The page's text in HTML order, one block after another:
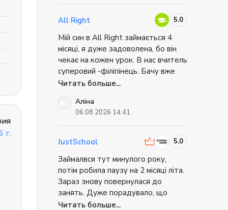
г.
викладач. Дякую, Green forest.
All Right 5.0
Мій син в All Right займається 4
місяці, я дуже задоволена, бо він
чекає на кожен урок. В нас вчитель
суперовий -філіпінець. Бачу вже
прогрес, любить дуже доречі
суворі уроки як у школі. Всім
раджу!
Читать больше...
Аліна
06.08.2026 14:41
JustSchool 5.0
Займалвся тут минулого року,
потім робила паузу на 2 місяці літа.
Зараз знову повернулася до
занять. Дуже порадувало, що
кабінет зі збереженим прогресом
Читать больше...